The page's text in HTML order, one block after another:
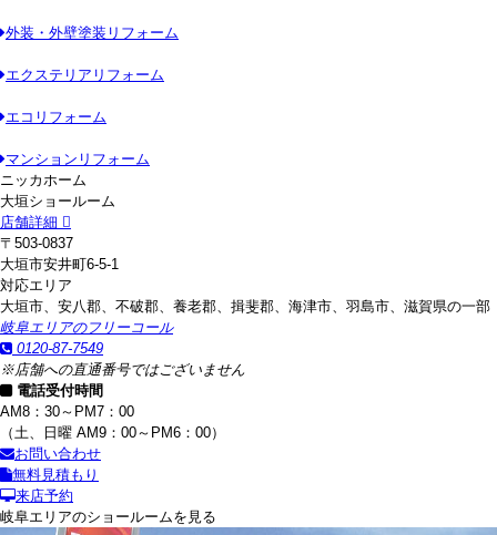
外装・外壁塗装リフォーム
エクステリアリフォーム
エコリフォーム
マンションリフォーム
ニッカホーム
大垣ショールーム
店舗詳細
〒503-0837
大垣市安井町6-5-1
対応エリア
大垣市、安八郡、不破郡、養老郡、揖斐郡、海津市、羽島市、滋賀県の一部
岐阜エリアのフリーコール
0120-87-7549
※店舗への直通番号ではございません
電話受付時間
AM8：30～PM7：00
（土、日曜 AM9：00～PM6：00）
お問い合わせ
無料見積もり
来店予約
岐阜エリアのショールームを見る